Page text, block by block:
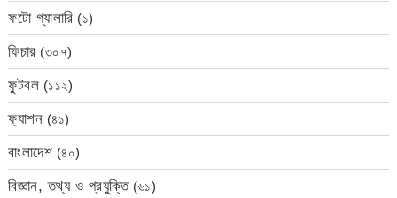
ফটো গ্যালারি (১)
ফিচার (৩০৭)
ফুটবল (১১২)
ফ্যাশন (৪১)
বাংলাদেশ (৪০)
বিজ্ঞান, তথ্য ও প্রযুক্তি(৬১)